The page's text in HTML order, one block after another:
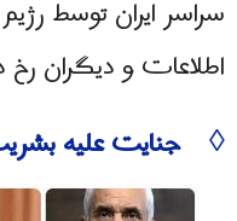
سراسر ایران توسط
اطلاعات و دیگران
◊ جنایت علیه